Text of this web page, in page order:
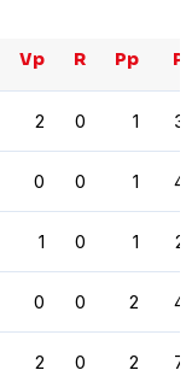
Vp R Pp P
2 0 1 3
0 0 1 4
1 0 1 2
0 0 2 4
2 0 2 7